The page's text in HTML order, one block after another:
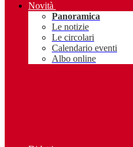
Novità
Panoramica
Le notizie
Le circolari
Calendario eventi
Albo online